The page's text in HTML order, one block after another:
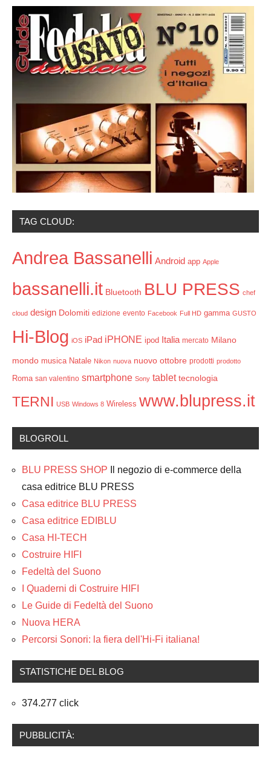
TAG CLOUD:
Andrea Bassanelli Android app Apple
bassanelli.it Bluetooth BLU PRESS chef
cloud design Dolomiti edizione evento Facebook Full HD gamma GUSTO
Hi-Blog iOS iPad iPHONE ipod Italia mercato Milano
mondo musica Natale Nikon nuova nuovo ottobre prodotti prodotto
Roma san valentino smartphone Sony tablet tecnologia
TERNI USB Windows 8 Wireless www.blupress.it
BLOGROLL
BLU PRESS SHOP Il negozio di e-commerce della
casa editrice BLU PRESS
Casa editrice BLU PRESS
Casa editrice EDIBLU
Casa HI-TECH
Costruire HIFI
Fedeltà del Suono
I Quaderni di Costruire HIFI
Le Guide di Fedeltà del Suono
Nuova HERA
Percorsi Sonori: la fiera dell'Hi-Fi italiana!
STATISTICHE DEL BLOG
374.277 click
PUBBLICITÀ: